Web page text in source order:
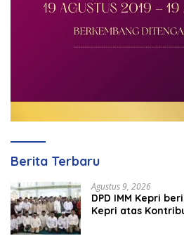
Berita Terbaru
Agustus 9, 2026
DPD IMM Kepri
Kepri atas